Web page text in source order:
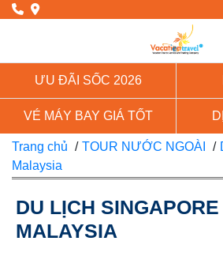
ƯU ĐÃI SỐC 2026
VÉ MÁY BAY GIÁ TỐT
Trang chủ / TOUR NƯỚC NGOÀI /
Malaysia
DU LỊCH SINGAPORE
MALAYSIA